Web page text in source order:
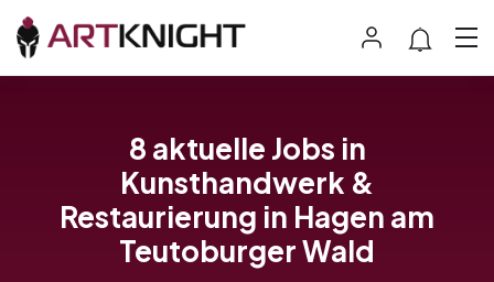
8 aktuelle Jobs in
Kunsthandwerk &
Restaurierung in Hagen am
Teutoburger Wald